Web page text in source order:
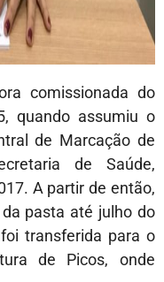
comissionada do
quando assumiu o
de Marcação de
de Saúde,
A partir de então,
pasta até julho do
transferida para o
de Picos, onde